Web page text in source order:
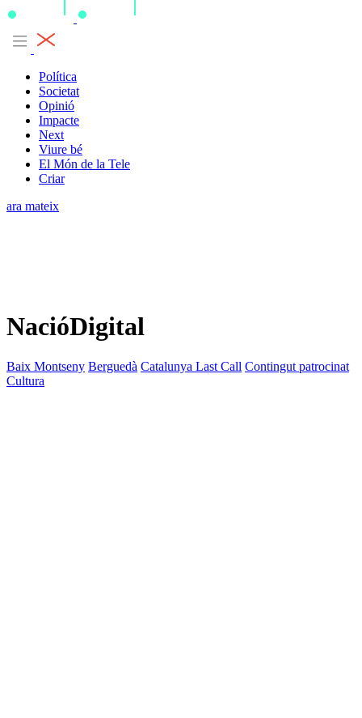
Política
Societat
Opinió
Impacte
Next
Viure bé
El Món de la Tele
Criar
ara mateix
NacióDigital
Baix Montseny Berguedà Catalunya Last Call Contingut patrocinat
Cultura